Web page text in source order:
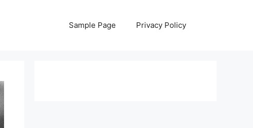
Sample Page Privacy Policy